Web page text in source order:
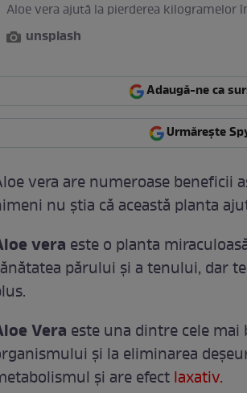
Aloe vera ajută la pierderea kilogramelor
unsplash
Adaugă-ne ca
Urmărește
vera are numeroase beneficii
nu ştia că această planta
vera este o planta
părului şi a tenului, dar
Vera este una dintre cele
şi la eliminarea
şi are efectlaxativ.